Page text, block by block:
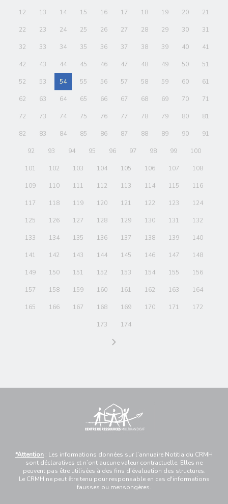
12 13 14 15 16 17 18 19 20 21
22 23 24 25 26 27 28 29 30 31
32 33 34 35 36 37 38 39 40 41
42 43 44 45 46 47 48 49 50 51
52 53 54 55 56 57 58 59 60 61
62 63 64 65 66 67 68 69 70 71
72 73 74 75 76 77 78 79 80 81
82 83 84 85 86 87 88 89 90 91
92 93 94 95 96 97 98 99 100
101 102 103 104 105 106 107 108
109 110 111 112 113 114 115 116
117 118 119 120 121 122 123 124
125 126 127 128 129 130 131 132
133 134 135 136 137 138 139 140
141 142 143 144 145 146 147 148
149 150 151 152 153 154 155 156
157 158 159 160 161 162 163 164
165 166 167 168 169 170 171 172
173 174
*Attention : Les informations données sur l’annuaire Notitia du CRMH
sont déclaratives et n’ont aucune valeur contractuelle. Elles ne
peuvent pas être utilisées à des fins d’évaluation des structures.
Le CRMH ne peut être tenu pour responsable en cas d'informations
fausses ou mensongères.